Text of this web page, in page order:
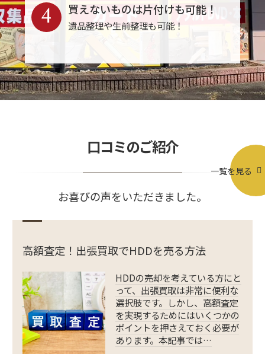
買えないものは片付けも可能！
遺品整理や生前整理も可能！
4
口コミのご紹介
お喜びの声をいただきました。
一覧を見る
高額査定！出張買取でHDDを売る方法
HDDの売却を考えている方にと
って、出張買取は非常に便利な
選択肢です。しかし、高額査定
を実現するためにはいくつかの
ポイントを押さえておく必要が
あります。本記事では…